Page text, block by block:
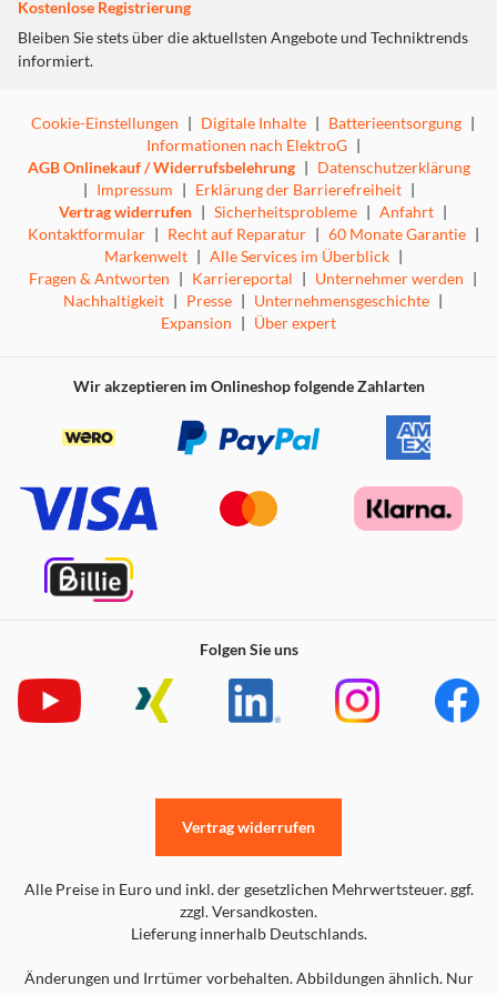
Kostenlose Registrierung
Bleiben Sie stets über die aktuellsten Angebote und Techniktrends
informiert.
Cookie-Einstellungen | Digitale Inhalte | Batterieentsorgung |
Informationen nach ElektroG |
AGB Onlinekauf / Widerrufsbelehrung | Datenschutzerklärung
| Impressum | Erklärung der Barrierefreiheit |
Vertrag widerrufen | Sicherheitsprobleme | Anfahrt |
Kontaktformular | Recht auf Reparatur | 60 Monate Garantie |
Markenwelt | Alle Services im Überblick |
Fragen & Antworten | Karriereportal | Unternehmer werden |
Nachhaltigkeit | Presse | Unternehmensgeschichte |
Expansion | Über expert
Wir akzeptieren im Onlineshop folgende Zahlarten
Folgen Sie uns
Alle Preise in Euro und inkl. der gesetzlichen Mehrwertsteuer. ggf.
zzgl. Versandkosten.
Lieferung innerhalb Deutschlands.
Änderungen und Irrtümer vorbehalten. Abbildungen ähnlich. Nur
Vertrag widerrufen